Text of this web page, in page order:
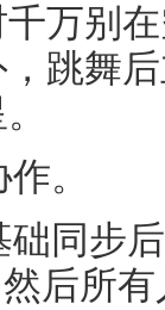
万别
跳舞
。
础同步
后所